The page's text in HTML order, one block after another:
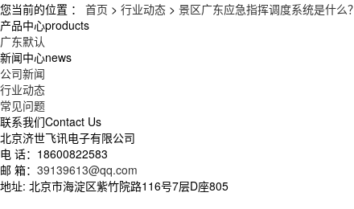
您当前的位置 ： 首页 > 行业动态 > 景区广东应急指挥调度系统是什么？
产品中心products
广东默认
新闻中心news
公司新闻
行业动态
常见问题
联系我们Contact Us
北京济世飞讯电子有限公司
电 话：18600822583
邮 箱： 39139613@qq.com
地址: 北京市海淀区紫竹院路116号7层D座805